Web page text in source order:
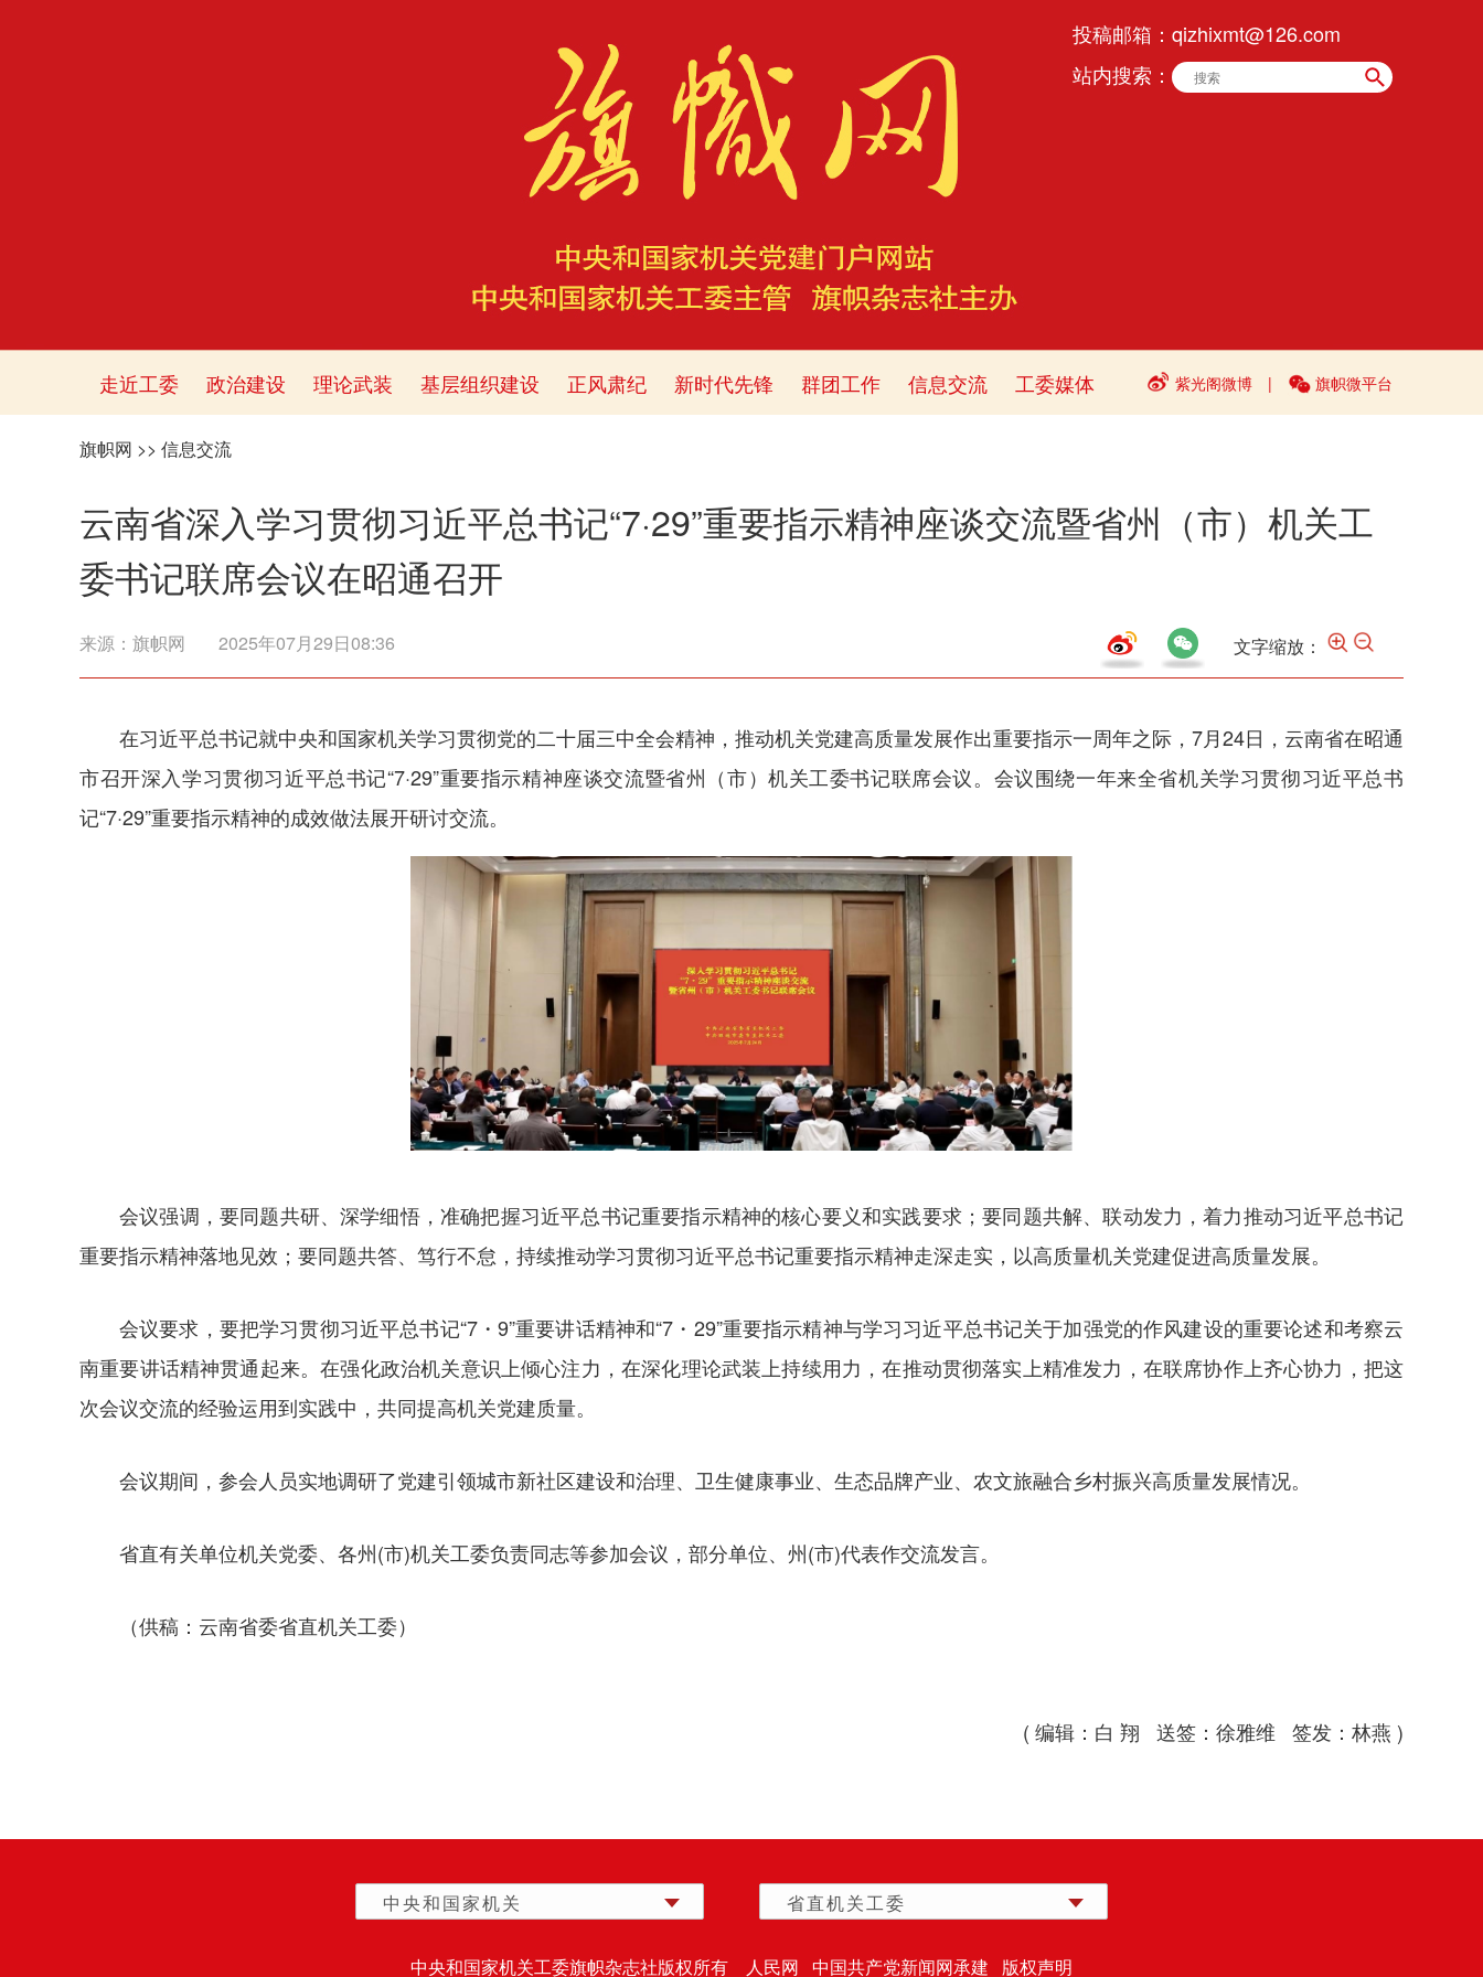
投稿邮箱： qizhixmt@126.com
站内搜索：
走近工委 政治建设 理论武装 基层组织建设 正风肃纪 新时代先锋 群团工作 信息交流 工委媒体 紫光阁微博 | 旗帜微平台
旗帜网 >> 信息交流
云南省深入学习贯彻习近平总书记“7·29”重要指示精神座谈交流暨省州（市）机关工
委书记联席会议在昭通召开
来源： 旗帜网 2025年07月29日08:36 文字缩放：
在习近平总书记就中央和国家机关学习贯彻党的二十届三中全会精神，推动机关党建高质量发展作出重要指示一周年之际，7月24日，云南省在昭通
市召开深入学习贯彻习近平总书记“7·29”重要指示精神座谈交流暨省州（市）机关工委书记联席会议。会议围绕一年来全省机关学习贯彻习近平总书
记“7·29”重要指示精神的成效做法展开研讨交流。
会议强调，要同题共研、深学细悟，准确把握习近平总书记重要指示精神的核心要义和实践要求；要同题共解、联动发力，着力推动习近平总书记
重要指示精神落地见效；要同题共答、笃行不怠，持续推动学习贯彻习近平总书记重要指示精神走深走实，以高质量机关党建促进高质量发展。
会议要求，要把学习贯彻习近平总书记“7・9”重要讲话精神和“7・29”重要指示精神与学习习近平总书记关于加强党的作风建设的重要论述和考察云
南重要讲话精神贯通起来。在强化政治机关意识上倾心注力，在深化理论武装上持续用力，在推动贯彻落实上精准发力，在联席协作上齐心协力，把这
次会议交流的经验运用到实践中，共同提高机关党建质量。
会议期间，参会人员实地调研了党建引领城市新社区建设和治理、卫生健康事业、生态品牌产业、农文旅融合乡村振兴高质量发展情况。
省直有关单位机关党委、各州(市)机关工委负责同志等参加会议，部分单位、州(市)代表作交流发言。
（供稿：云南省委省直机关工委）
( 编辑：白 翔 送签：徐雅维 签发：林燕 )
中央和国家机关 省直机关工委
中央和国家机关工委旗帜杂志社版权所有 人民网 中国共产党新闻网承建 版权声明